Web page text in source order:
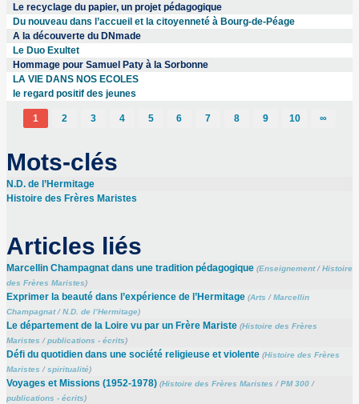
Le recyclage du papier, un projet pédagogique
Du nouveau dans l’accueil et la citoyenneté à Bourg-de-Péage
A la découverte du DNmade
Le Duo Exultet
Hommage pour Samuel Paty à la Sorbonne
LA VIE DANS NOS ECOLES
le regard positif des jeunes
1 2 3 4 5 6 7 8 9 10 ∞
Mots-clés
N.D. de l’Hermitage
Histoire des Frères Maristes
Articles liés
Marcellin Champagnat dans une tradition pédagogique (Enseignement/Histoire
des Frères Maristes)
Exprimer la beauté dans l’expérience de l’Hermitage (Arts /Marcellin
Champagnat/N.D. de l’Hermitage)
Le département de la Loire vu par un Frère Mariste (Histoire des Frères
Maristes /publications - écrits)
Défi du quotidien dans une société religieuse et violente (Histoire des Frères
Maristes /spiritualité)
Voyages et Missions (1952-1978) (Histoire des Frères Maristes /PM 300/
publications - écrits)